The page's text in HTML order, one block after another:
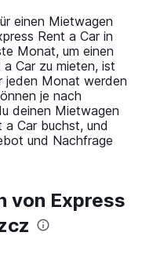
einen Mietwagen
Rent a Car in
Monat, um einen
Car zu mieten, ist
jeden Monat werden
je nach
deinen Mietwagen
Car buchst, und
und Nachfrage
von Express